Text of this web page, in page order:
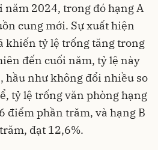
năm 2024, trong đó hạng A
cung mới. Sự xuất hiện
khiến tỷ lệ trống tăng trong
đến cuối năm, tỷ lệ này
hầu như không đổi nhiều so
tỷ lệ trống văn phòng hạng
điểm phần trăm, và hạng B
đạt 12,6%.